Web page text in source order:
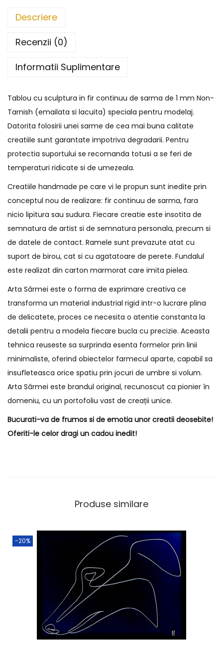
Descriere
Recenzii (0)
Informatii Suplimentare
Tablou cu sculptura in fir continuu de sarma de 1 mm Non-
Tarnish (emailata si lacuita) speciala pentru modelaj.
Datorita folosirii unei sarme de cea mai buna calitate
creatiile sunt garantate impotriva degradarii. Pentru
protectia suportului se recomanda totusi a se feri de
temperaturi ridicate si de umezeala.
Creatiile handmade pe care vi le propun sunt inedite prin
conceptul nou de realizare: fir continuu de sarma, fara
nicio lipitura sau sudura. Fiecare creatie este insotita de
semnatura de artist si de semnatura personala, precum si
de datele de contact. Ramele sunt prevazute atat cu
suport de birou, cat si cu agatatoare de perete. Fundalul
este realizat din carton marmorat care imita pielea.
Arta Sârmei este o forma de exprimare creativa ce
transforma un material industrial rigid intr-o lucrare plina
de delicatete, proces ce necesita o atentie constanta la
detalii pentru a modela fiecare bucla cu precizie. Aceasta
tehnica reuseste sa surprinda esenta formelor prin linii
minimaliste, oferind obiectelor farmecul aparte, capabil sa
insufleteasca orice spatiu prin jocuri de umbre si volum.
Arta Sârmei este brandul original, recunoscut ca pionier în
domeniu, cu un portofoliu vast de creații unice.
Bucurati-va de frumos si de emotia unor creatii deosebite!
Oferiti-le celor dragi un cadou inedit!
Produse similare
-20%